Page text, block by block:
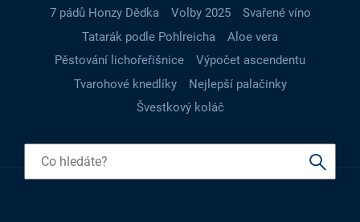
7 pádů Honzy Dědka
Volby 2025
Svařené víno
Tatarák podle Pohlreicha
Aloe vera
Pěstování lichořeřišnice
Výpočet ascendentu
Tvarohové knedlíky
Nejlepší palačinky
Švestkový koláč